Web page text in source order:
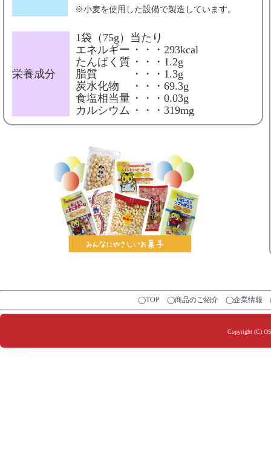
※小麦を使用した設備で製造しています。
栄養成分
1袋（75g）当たり
エネルギー ・・・293kcal
たんぱく質 ・・・1.2g
脂質
・・・1.3g
炭水化物
・・・69.3g
食塩相当量 ・・・0.03g
カルシウム ・・・319mg
◯TOP ◯商品のご紹介 ◯企業情報
Copyright (C)